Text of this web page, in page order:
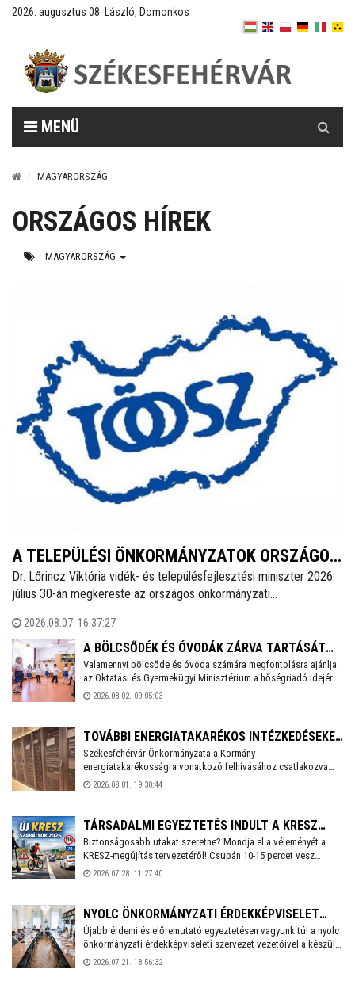
2026. augusztus 08. László, Domonkos
MENÜ
MAGYARORSZÁG
ORSZÁGOS HÍREK
MAGYARORSZÁG
A TELEPÜLÉSI ÖNKORMÁNYZATOK ORSZÁGOS
SZÖVETSÉGÉNEK SAJTÓKÖZLEMÉNYE
Dr. Lőrincz Viktória vidék- és településfejlesztési miniszter 2026.
július 30-án megkereste az országos önkormányzati
Együttműködési Tanácsa (ÖNET) soron következő ülésének
előkészítésével kapcsolatosan és javaslatokat kért az ülés
napirendjére.
2026.08.07. 16:37:27
A BÖLCSŐDÉK ÉS ÓVODÁK ZÁRVA TARTÁSÁT
JAVASOLJA AZ OKTATÁSI MINISZTÉRIUM
Valamennyi bölcsőde és óvoda számára megfontolásra ajánlja
az Oktatási és Gyermekügyi Minisztérium a hőségriadó idejére
a zárvatartás lehetőségét, erről tájékoztatott Lannert Judit
2026.08.02. 09:05:03
TOVÁBBI ENERGIATAKARÉKOS INTÉZKEDÉSEKET
VEZET BE SZÉKESFEHÉRVÁR
Székesfehérvár Önkormányzata a Kormány
energiatakarékosságra vonatkozó felhívásához csatlakozva
több intézkedést vezet be a villamosenergia-felhasználás
energiafelhasználás, és a munkavállalók számára is
2026.08.01. 19:30:44
TÁRSADALMI EGYEZTETÉS INDULT A KRESZ
MEGÚJÍTÁSÁRÓL
Biztonságosabb utakat szeretne? Mondja el a véleményét a
KRESZ-megújítás tervezetéről! Csupán 10-15 percet vesz
igénybe a Közlekedési és Beruházási Minisztérium által
anonim és önkéntes.
2026.07.28. 11:27:40
NYOLC ÖNKORMÁNYZATI ÉRDEKKÉPVISELET
KÖZÖSEN KÉSZÍT SZAKPOLITIKAI
JAVASLATCSOMAGOT
Újabb érdemi és előremutató egyeztetésen vagyunk túl a nyolc
önkormányzati érdekképviseleti szervezet vezetőivel a készülő
közös, össz-szövetségi szakpolitikai javaslatcsomagunkról -
2026.07.21. 18:56:32